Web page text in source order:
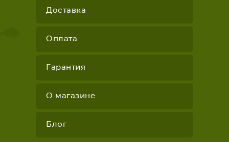
Доставка
Оплата
Гарантия
О магазине
Блог